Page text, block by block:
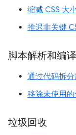
缩减 CSS 大
推迟非关键
脚本解析和编译
通过代码拆
移除未使用
垃圾回收